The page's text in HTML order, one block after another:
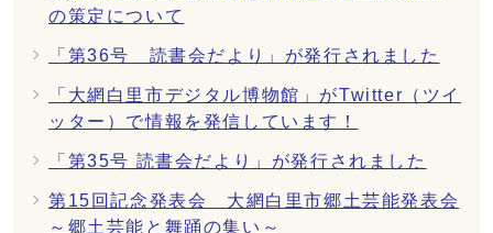
の策定について
「第36号 読書会だより」が発行されました
「大網白里市デジタル博物館」がTwitter（ツイ
ッター）で情報を発信しています！
「第35号 読書会だより」が発行されました
第15回記念発表会 大網白里市郷土芸能発表会
～郷土芸能と舞踊の集い～